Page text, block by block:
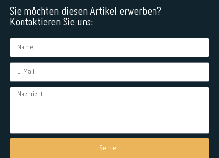
Sie möchten diesen Artikel erwerben?
Kontaktieren Sie uns:
Senden